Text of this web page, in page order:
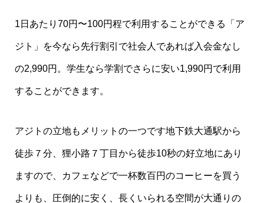
1日あたり70円〜100円程で利用することができる「ア
ジト」を今なら先行割引で社会人であれば入会金なし
の2,990円。学生なら学割でさらに安い1,990円で利用
することができます。
アジトの立地もメリットの一つです地下鉄大通駅から
徒歩７分、狸小路７丁目から徒歩10秒の好立地にあり
ますので、カフェなどで一杯数百円のコーヒーを買う
よりも、圧倒的に安く、長くいられる空間が大通りの